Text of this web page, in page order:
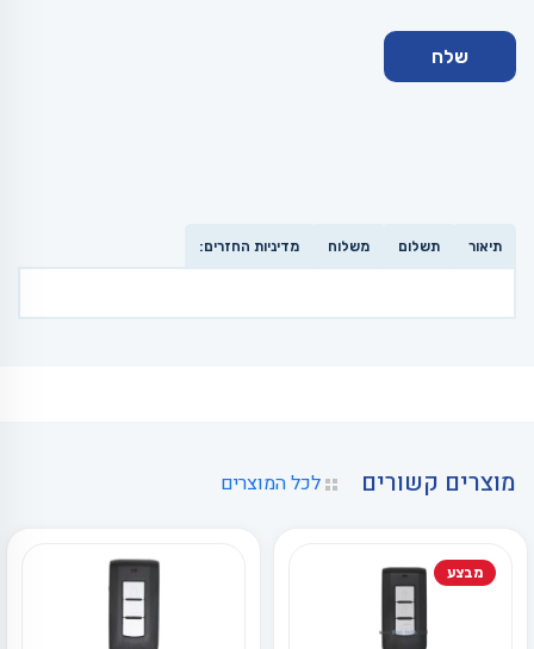
תיאור תשלום משלוח מדיניות החזרים:
מוצרים קשורים לכל המוצרים
מבצע